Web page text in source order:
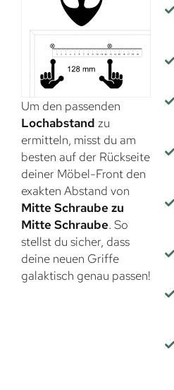
Um den passenden
Lochabstand zu
ermitteln, misst du am
besten auf der Rückseite
deiner Möbel-Front den
exakten Abstand von
Mitte Schraube zu
Mitte Schraube. So
stellst du sicher, dass
deine neuen Griffe
galaktisch genau passen!